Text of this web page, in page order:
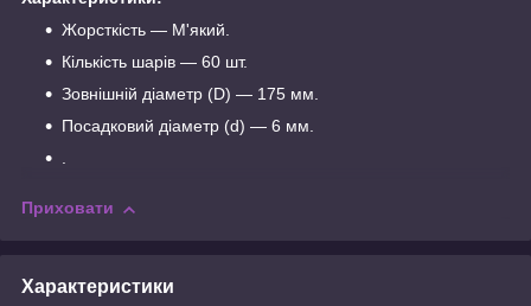
Жорсткість — М'який.
Кількість шарів — 60 шт.
Зовнішній діаметр (D) — 175 мм.
Посадковий діаметр (d) — 6 мм.
.
Приховати
Характеристики